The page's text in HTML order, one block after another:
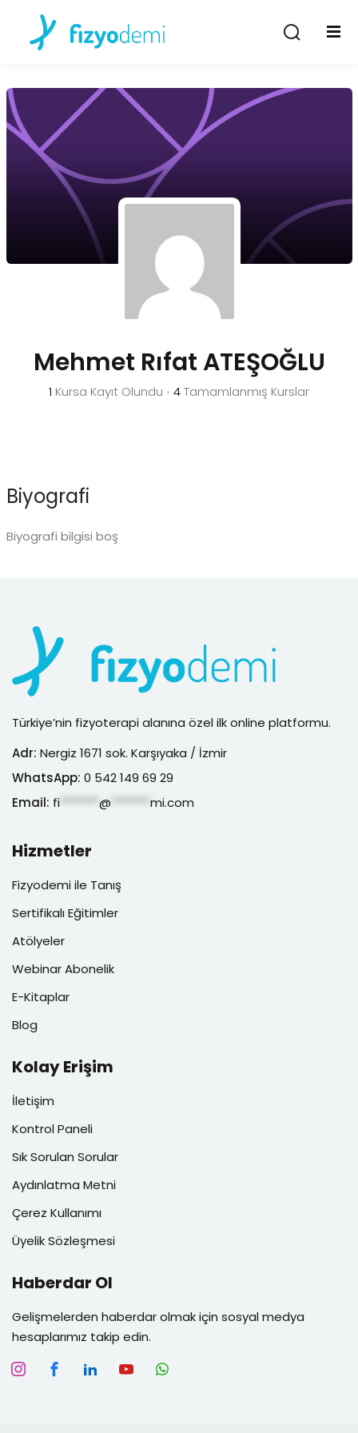
Mehmet Rıfat ATEŞOĞLU
1 Kursa Kayıt Olundu • 4Tamamlanmış Kurslar
Biyografi
Biyografi bilgisi boş
Türkiye’nin fizyoterapi alanına özel ilk online platformu.
Adr: Nergiz 1671 sok. Karşıyaka / İzmir
WhatsApp: 0 542 149 69 29
Email: fi @ mi.com
Hizmetler
Fizyodemi ile Tanış
Sertifikalı Eğitimler
Atölyeler
Webinar Abonelik
E-Kitaplar
Blog
Kolay Erişim
İletişim
Kontrol Paneli
Sık Sorulan Sorular
Aydınlatma Metni
Çerez Kullanımı
Üyelik Sözleşmesi
Haberdar Ol
Gelişmelerden haberdar olmak için sosyal medya
hesaplarımız takip edin.
Giriş Yap
Giriş Yap
Hesabın yok mu?Kayıt Ol